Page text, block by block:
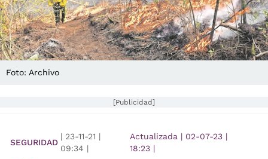
Foto: Archivo
[Publicidad]
SEGURIDAD
| 23-11-21 |
09:34 |
Actualizada | 02-07-23 |
18:23|